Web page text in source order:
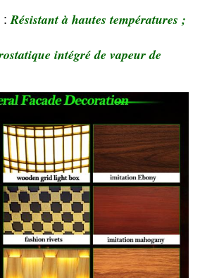
:Résistant à hautes températures ;
intégré de vapeur de